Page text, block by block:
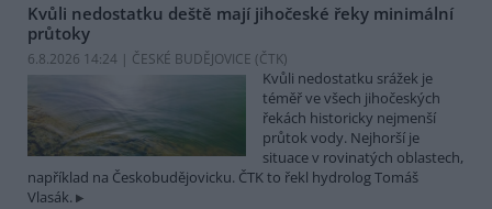
Kvůli nedostatku deště mají jihočeské řeky minimální
průtoky
6.8.2026 14:24 | ČESKÉ BUDĚJOVICE (ČTK)
Kvůli nedostatku srážek je
téměř ve všech jihočeských
řekách historicky nejmenší
průtok vody. Nejhorší je
situace v rovinatých oblastech,
například na Českobudějovicku. ČTK to řekl hydrolog Tomáš
Vlasák.